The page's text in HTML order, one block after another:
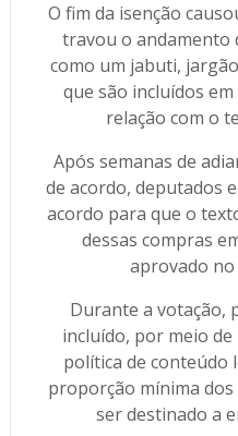
O fim da isenção
travou o andamento
como um jabuti,
que são incluídos
relação com o
Após semanas de
de acordo, deputados
acordo para que o
dessas compras
aprovado no
Durante a votação,
incluído, por meio de
política de
proporção mínima
ser destinado a